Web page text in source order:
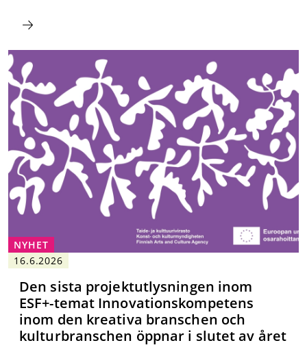
NYHET
16.6.2026
Den sista projektutlysningen inom
ESF+-temat Innovationskompetens
inom den kreativa branschen och
kulturbranschen öppnar i slutet av året